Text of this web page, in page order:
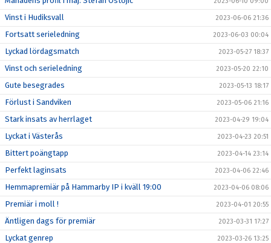
Vinst i Hudiksvall 2023-06-06 21:36
Fortsatt serieledning 2023-06-03 00:04
Lyckad lördagsmatch 2023-05-27 18:37
Vinst och serieledning 2023-05-20 22:10
Gute besegrades 2023-05-13 18:17
Förlust i Sandviken 2023-05-06 21:16
Stark insats av herrlaget 2023-04-29 19:04
Lyckat i Västerås 2023-04-23 20:51
Bittert poängtapp 2023-04-14 23:14
Perfekt laginsats 2023-04-06 22:46
Hemmapremiär på Hammarby IP i kväll 19:00 2023-04-06 08:06
Premiär i moll ! 2023-04-01 20:55
Äntligen dags för premiär 2023-03-31 17:27
Lyckat genrep 2023-03-26 13:25